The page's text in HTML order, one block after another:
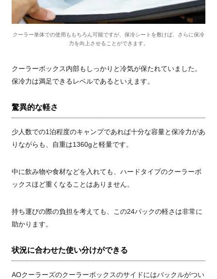
クーラー単体での使用ももちろん可能ですが、保冷シートを敷けば、さらに保冷
力を向上させることができます。
クーラーボックス内部もしっかりと冷気が保たれていました。
保冷力は満足できるレベルであるといえます。
驚異的な軽さ
少人数での1泊程度のキャンプであれば十分な容量と保冷力があ
りながらも、自重は1360gと軽量です。
中に飲み物や食材などを入れても、ハードタイプのクーラーボ
ックスほど重くなることはありません。
持ち運びの際の負担を考えても、この24パックの軽さは非常に
助かります。
状況に合わせた使い分けができる
AOクーラーズのクーラーボックスのサイドにはバックルがつい